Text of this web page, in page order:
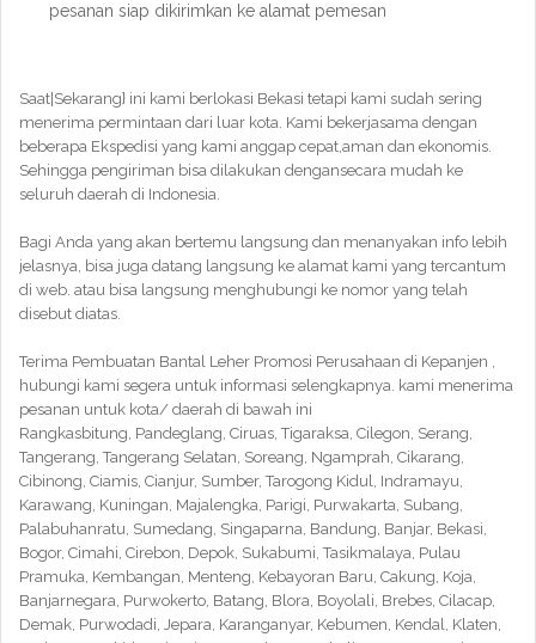
pesanan siap dikirimkan ke alamat pemesan
Saat|Sekarang} ini kami berlokasi Bekasi tetapi kami sudah sering
menerima permintaan dari luar kota. Kami bekerjasama dengan
beberapa Ekspedisi yang kami anggap cepat,aman dan ekonomis.
Sehingga pengiriman bisa dilakukan dengansecara mudah ke
seluruh daerah di Indonesia.
Bagi Anda yang akan bertemu langsung dan menanyakan info lebih
jelasnya, bisa juga datang langsung ke alamat kami yang tercantum
di web. atau bisa langsung menghubungi ke nomor yang telah
disebut diatas.
Terima Pembuatan Bantal Leher Promosi Perusahaan di Kepanjen ,
hubungi kami segera untuk informasi selengkapnya. kami menerima
pesanan untuk kota/ daerah di bawah ini
Rangkasbitung, Pandeglang, Ciruas, Tigaraksa, Cilegon, Serang,
Tangerang, Tangerang Selatan, Soreang, Ngamprah, Cikarang,
Cibinong, Ciamis, Cianjur, Sumber, Tarogong Kidul, Indramayu,
Karawang, Kuningan, Majalengka, Parigi, Purwakarta, Subang,
Palabuhanratu, Sumedang, Singaparna, Bandung, Banjar, Bekasi,
Bogor, Cimahi, Cirebon, Depok, Sukabumi, Tasikmalaya, Pulau
Pramuka, Kembangan, Menteng, Kebayoran Baru, Cakung, Koja,
Banjarnegara, Purwokerto, Batang, Blora, Boyolali, Brebes, Cilacap,
Demak, Purwodadi, Jepara, Karanganyar, Kebumen, Kendal, Klaten,